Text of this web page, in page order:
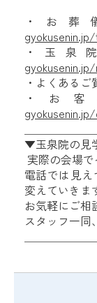
・お葬
・玉泉
・よくあるご
・お
▼玉泉院の見
実際の会場で
電話では見
変えていきま
お気軽にご相
スタッフ一同